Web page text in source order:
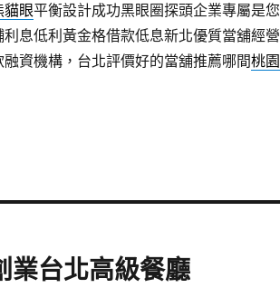
貓眼平衡設計成功黑眼圈探頭企業專屬是您
利息低利黃金格借款低息新北優質當舖經營
資機構，台北評價好的當舖推薦哪間桃園
業台北高級餐廳